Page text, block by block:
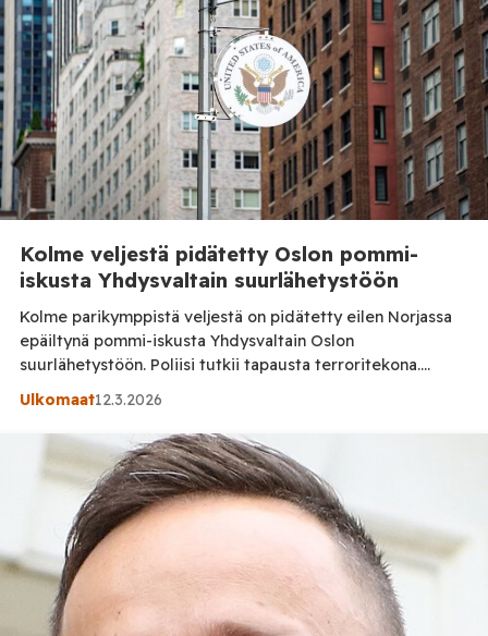
Kolme veljestä pidätetty Oslon pommi-
iskusta Yhdysvaltain suurlähetystöön
Kolme parikymppistä veljestä on pidätetty eilen Norjassa
epäiltynä pommi-iskusta Yhdysvaltain Oslon
suurlähetystöön. Poliisi tutkii tapausta terroritekona.
Iskussa ei loukkaantunut ketään, mutta räjähde vaurioitti
sunnuntaiaamuna klo 1.03 paikallista aikaa Yhdysvaltain
suurlähetystön sisäänkäynnin lähellä Oslossa. Poliisin
mukaan paikalle asetettu räjähde aiheutti rakennukselle
jonkin verran aineellisia vahinkoja, mutta henkilövahingoilta
vältyttiin. Norjan poliisi aloitti […]
Ulkomaat12.3.2026